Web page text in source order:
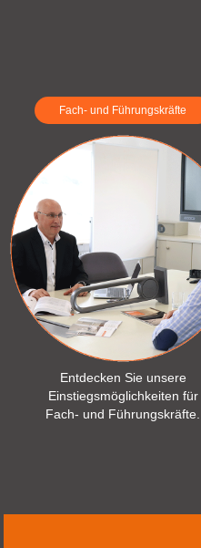
Fach- und Führungskräfte
Entdecken Sie unsere
Einstiegsmöglichkeiten für
Fach- und Führungskräfte.